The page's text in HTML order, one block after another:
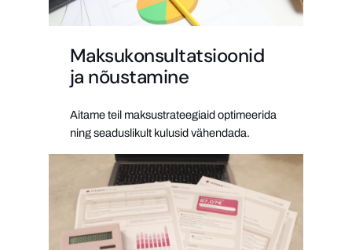
Maksukonsultatsioonid
ja nõustamine
Aitame teil maksustrateegiaid optimeerida
ning seaduslikult kulusid vähendada.